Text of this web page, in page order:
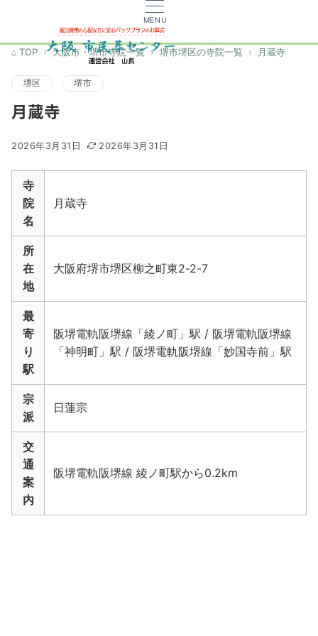
MENU
TOP 大阪市・堺市寺院一覧 堺市堺区の寺院一覧 月蔵寺
堺区 堺市
月蔵寺
2026年3月31日 2026年3月31日
寺
院
名
月蔵寺
所
在
地
大阪府堺市堺区柳之町東2-2-7
最
寄
り
駅
阪堺電軌阪堺線「綾ノ町」駅 / 阪堺電軌阪堺線
「神明町」駅 / 阪堺電軌阪堺線「妙国寺前」駅
宗
派
日蓮宗
交
通
案
内
阪堺電軌阪堺線 綾ノ町駅から0.2km